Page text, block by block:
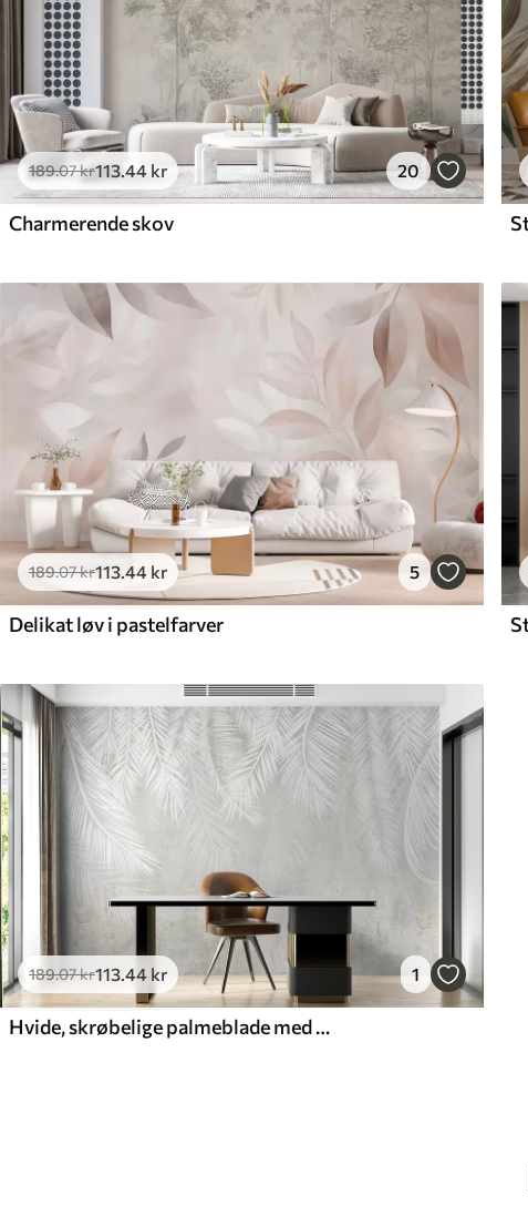
189.07kr113 .44 kr 20
Charmerende skov
189.07kr113.44 kr 5
Delikat løv i pastelfarver
189.07kr113 .44 kr 1
Hvide, skrøbelige palmeblade med grunge-tekstur